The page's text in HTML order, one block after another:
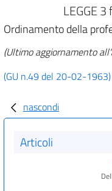
LEGGE
Ordinamento della
(Ultimo aggiornamento
(GU n.49 del 20-02-1963)
nascondi
Articoli